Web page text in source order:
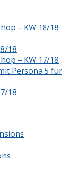
– KW 18/18
18
– KW 17/18
Persona 5 für
18